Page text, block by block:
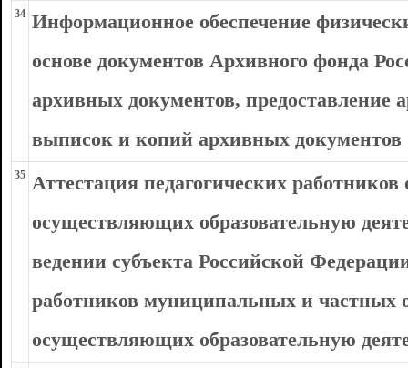
34 Информационное обеспечение
основе документов Архивного фонда
архивных документов, предоставление
выписок и копий архивных документов
35 Аттестация педагогических работников
осуществляющих образовательную
ведении субъекта Российской
работников муниципальных и частных
осуществляющих образовательную